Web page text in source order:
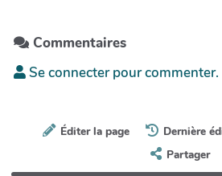
Commentaires
Se connecter pour commenter.
Éditer la page
Dernière
Partager